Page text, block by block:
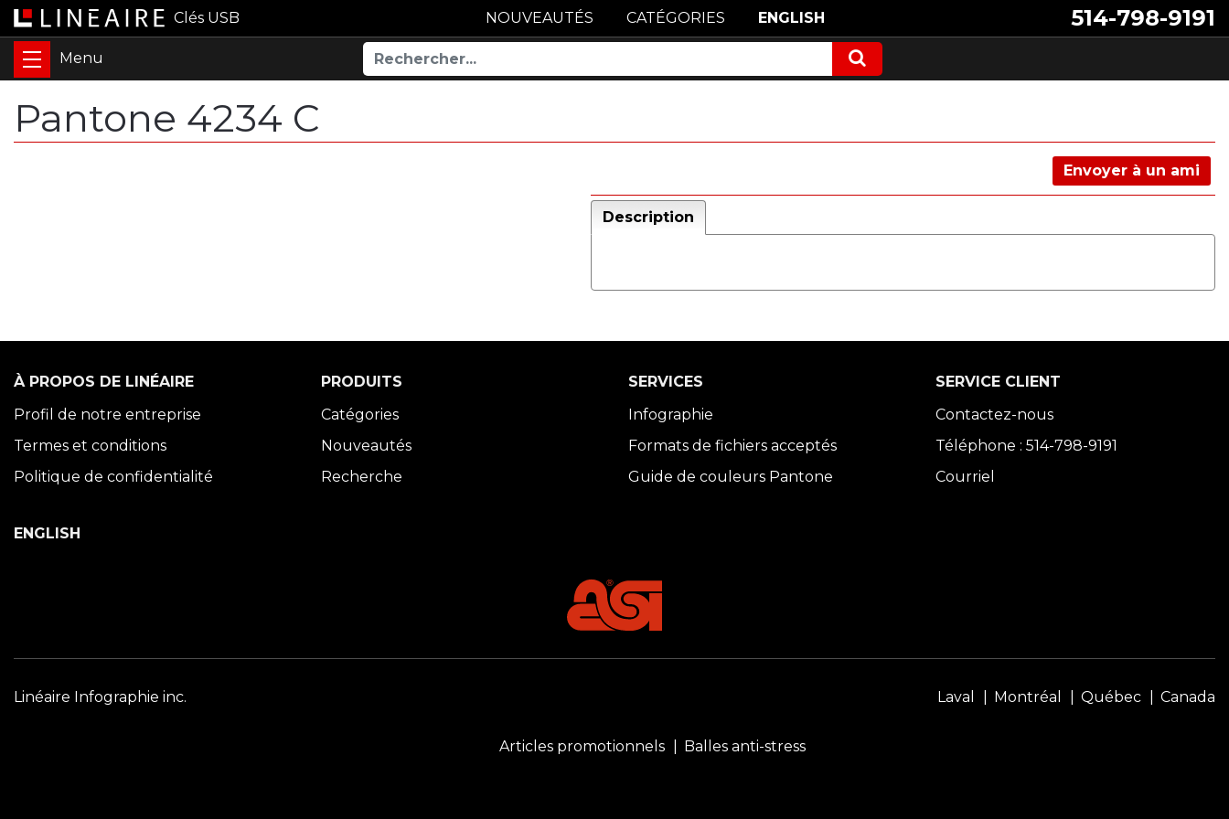
Clés USB 514-798-9191
NOUVEAUTÉS CATÉGORIES ENGLISH
Pantone 4234 C
Envoyer à un ami
Description
À PROPOS DE LINÉAIRE
Profil de notre entreprise
Termes et conditions
Politique de confidentialité
PRODUITS
Catégories
Nouveautés
Recherche
SERVICES
Infographie
Formats de fichiers acceptés
Guide de couleurs Pantone
SERVICE CLIENT
Contactez-nous
Téléphone : 514-798-9191
Courriel
ENGLISH
Linéaire Infographie inc. Laval Montréal Québec Canada
Articles promotionnels Balles anti-stress